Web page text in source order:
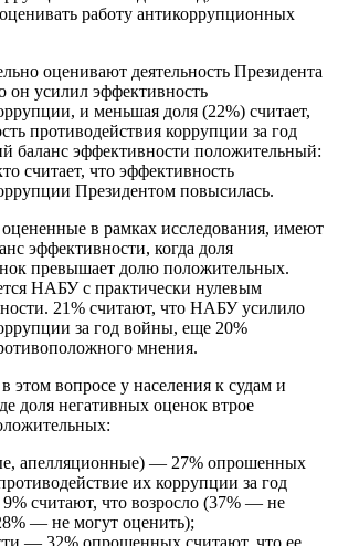
работу антикоррупционных
оценивают деятельность Президента
он усилил эффективность
и меньшая доля (22%) считает,
противодействия коррупции за год
баланс эффективности положительный:
считает, что эффективность
Президентом повысилась.
в рамках исследования, имеют
эффективности, когда доля
превышает долю положительных.
НАБУ с практически нулевым
21% считают, что НАБУ усилило
за год войны, еще 20%
мнения.
этом вопросе у населения к судам и
доля негативных оценок втрое
апелляционные) — 27% опрошенных
их коррупции за год
считают, что возросло (37% — не
— не могут оценить);